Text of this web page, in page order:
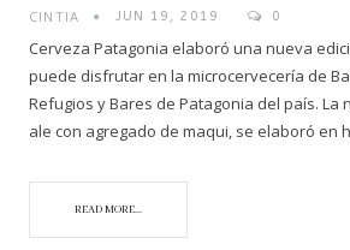
CINTIA JUN 19, 2019 0
Cerveza Patagonia elaboró una nueva
puede disfrutar en la microcervecería de
Refugios y Bares de Patagonia del país. La
ale con agregado de maqui, se elaboró en
READ MORE...